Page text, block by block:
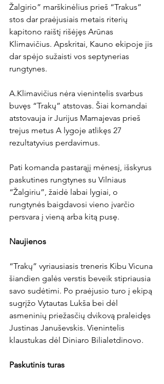
Žalgirio” marškinėlius prieš “Trakus”
stos dar praėjusiais metais riterių
kapitono raištį rišėjęs Arūnas
Klimavičius. Apskritai, Kauno ekipoje jis
dar spėjo sužaisti vos septynerias
rungtynes.
A.Klimavičius nėra vienintelis svarbus
buvęs “Trakų” atstovas. Šiai komandai
atstovauja ir Jurijus Mamajevas prieš
trejus metus A lygoje atlikęs 27
rezultatyvius perdavimus.
Pati komanda pastarąjį mėnesį, išskyrus
paskutines rungtynes su Vilniaus
“Žalgiriu”, žaidė labai lygiai, o
rungtynės baigdavosi vieno įvarčio
persvara į vieną arba kitą pusę.
Naujienos
“Trakų” vyriausiasis treneris Kibu Vicuna
šiandien galės verstis beveik stipriausia
savo sudėtimi. Po praėjusio turo į ekipą
sugrįžo Vytautas Lukša bei dėl
asmeninių priežasčių dvikovą praleidęs
Justinas Januševskis. Vienintelis
klaustukas dėl Diniaro Bilialetdinovo.
Paskutinis turas